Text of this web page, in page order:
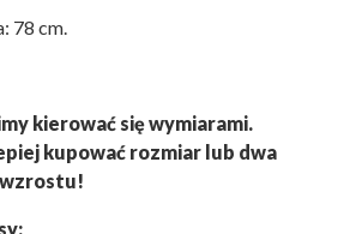
78 cm.
kierować się wymiarami.
kupować rozmiar lub dwa
wzrostu!